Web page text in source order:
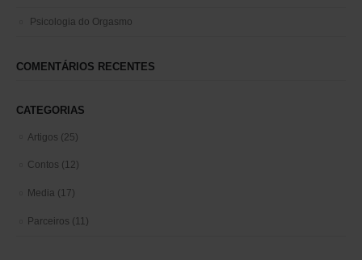
Psicologia do Orgasmo
COMENTÁRIOS RECENTES
CATEGORIAS
Artigos (25)
Contos (12)
Media (17)
Parceiros (11)